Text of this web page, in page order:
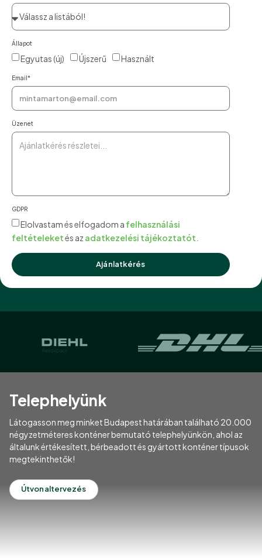
Állapot
Egyutas (új) Újszerű Használt
Email*
Üzenet
GDPR
Elolvastam és elfogadom a felhasználási
feltételeketés az adatkezelési tájékoztatót.
Ajánlatkérés
Telephelyünk
Látogasson meg minket Budapest határában található 20.000
négyzetméteres konténer bemutató telephelyünkön, ahol az
általunk értékesített, bérbeadott és gyártott konténer típusok
megtekinthetők!
Útvonaltervezés